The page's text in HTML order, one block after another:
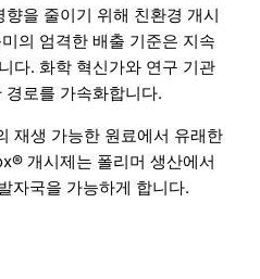
을 줄이기 위해 친환경 개시
의 엄격한 배출 기준은 지속
다. 화학 혁신가와 연구 기관
로를 가속화합니다.
재생 가능한 원료에서 유래한
개시제는 폴리머 생산에서
자국을 가능하게 합니다.